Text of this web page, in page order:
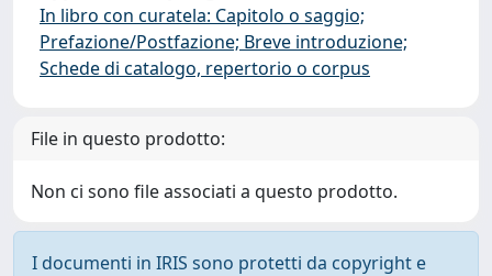
In libro con curatela: Capitolo o saggio;
Prefazione/Postfazione; Breve introduzione;
Schede di catalogo, repertorio o corpus
File in questo prodotto:
Non ci sono file associati a questo prodotto.
I documenti in IRIS sono protetti da copyright e